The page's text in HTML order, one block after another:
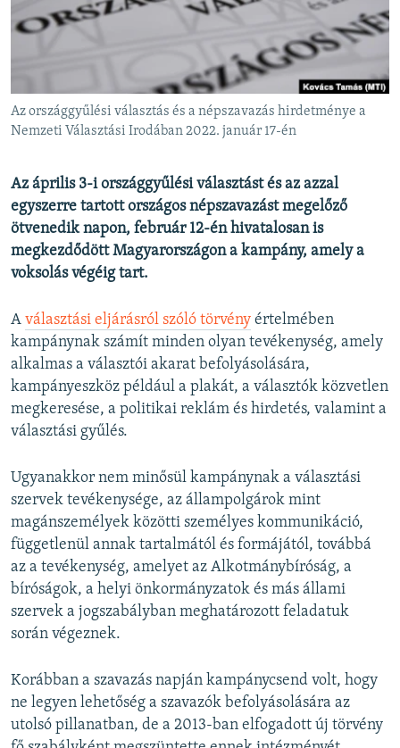
EURÓPAI UNIÓ
A MÚLT TANULSÁGAI
Valamennyi RFE/RL weboldal
Az országgyűlési választás és a népszavazás hirdetménye a
Nemzeti Választási Irodában 2022. január 17-én
Az április 3-i országgyűlési választást és az azzal
egyszerre tartott országos népszavazást megelőző
ötvenedik napon, február 12-én hivatalosan is
megkezdődött Magyarországon a kampány, amely a
voksolás végéig tart.
A választási eljárásról szóló törvény értelmében
kampánynak számít minden olyan tevékenység, amely
alkalmas a választói akarat befolyásolására,
kampányeszköz például a plakát, a választók közvetlen
megkeresése, a politikai reklám és hirdetés, valamint a
választási gyűlés.
Ugyanakkor nem minősül kampánynak a választási
szervek tevékenysége, az állampolgárok mint
magánszemélyek közötti személyes kommunikáció,
függetlenül annak tartalmától és formájától, továbbá
az a tevékenység, amelyet az Alkotmánybíróság, a
bíróságok, a helyi önkormányzatok és más állami
szervek a jogszabályban meghatározott feladatuk
során végeznek.
Korábban a szavazás napján kampánycsend volt, hogy
ne legyen lehetőség a szavazók befolyásolására az
utolsó pillanatban, de a 2013-ban elfogadott új törvény